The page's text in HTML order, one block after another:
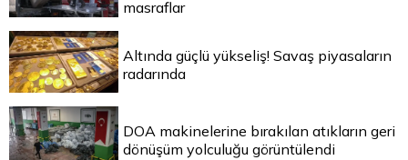
masraflar
Altında güçlü yükseliş! Savaş piyasaların
radarında
DOA makinelerine bırakılan atıkların geri
dönüşüm yolculuğu görüntülendi